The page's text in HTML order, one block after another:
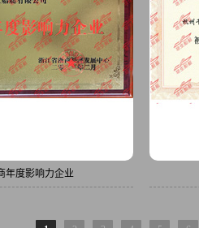
年度影响力企业